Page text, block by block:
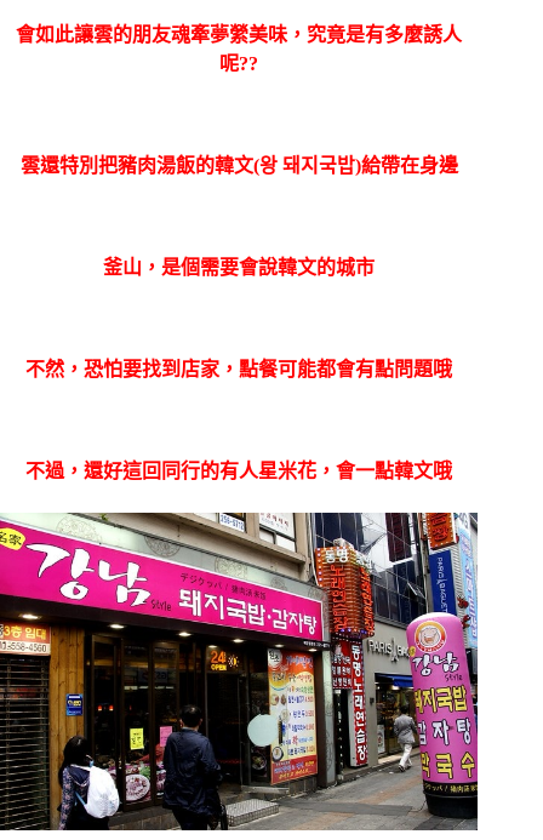
會如此讓雲的朋友魂牽夢縈美味，究竟是有多麼誘人
呢??
雲還特別把豬肉湯飯的韓文(왕 돼지국밥)給帶在身邊
釜山，是個需要會說韓文的城市
不然，恐怕要找到店家，點餐可能都會有點問題哦
不過，還好這回同行的有人星米花，會一點韓文哦